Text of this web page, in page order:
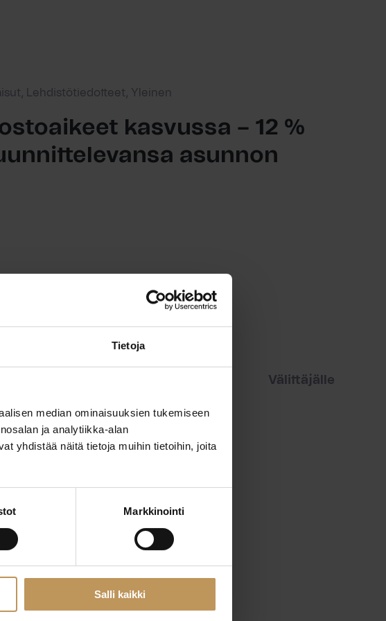
Tietoja
median ominaisuuksien tukemiseen
ja analytiikka-alan
yhdistää näitä tietoja muihin tietoihin, joita
Markkinointi
Salli kaikki
Lehdistötiedotteet, Yleinen
kasvussa – 12 %
asunnon
Välittäjälle